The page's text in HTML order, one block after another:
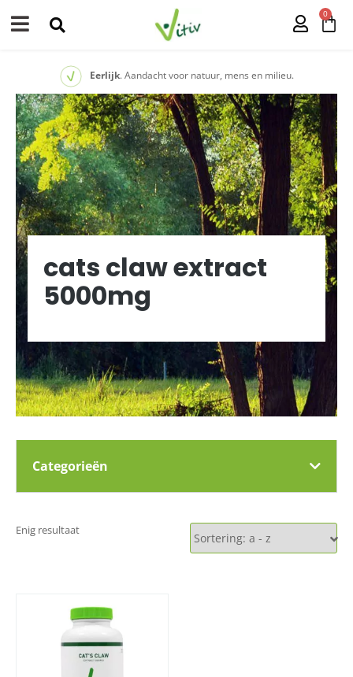
0
Eerlijk. Aandacht voor natuur, mens en milieu.
cats claw extract
5000mg
Categorieën
Enig resultaat